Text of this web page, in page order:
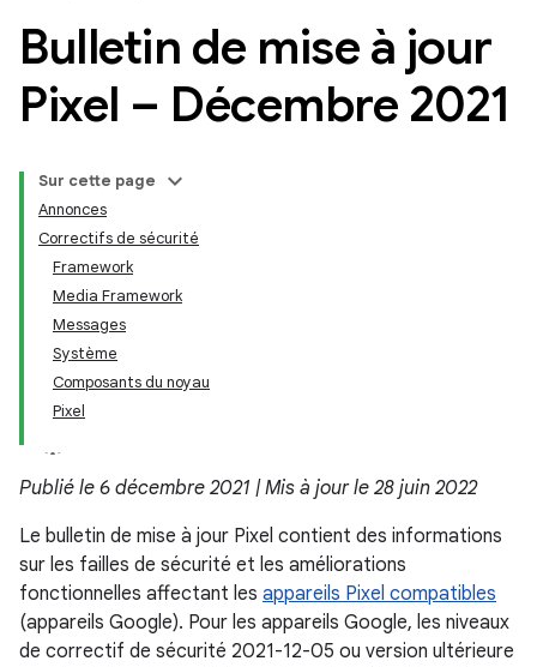
Bulletin de mise à jour
Pixel – Décembre 2021
Sur cette page
Annonces
Correctifs de sécurité
Framework
Media Framework
Messages
Système
Composants du noyau
Pixel
Publié le 6 décembre 2021 | Mis à jour le 28 juin 2022
Le bulletin de mise à jour Pixel contient des informations
sur les failles de sécurité et les améliorations
fonctionnelles affectant les appareils Pixel compatibles
(appareils Google). Pour les appareils Google, les niveaux
de correctif de sécurité 2021-12-05 ou version ultérieure